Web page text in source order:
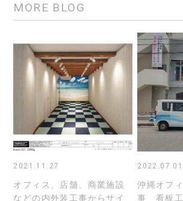
MORE BLOG
2021.11.27
オフィス、店舗、商業施設
などの内外装工事からサイ
2022.07.01
沖縄オフ
事 看板